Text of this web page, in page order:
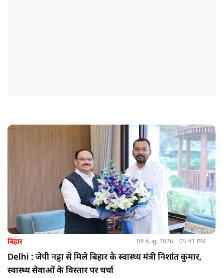
बिहार 08 Aug, 2026 05:41 PM
Delhi : जेपी नड्डा से मिले बिहार के स्वास्थ्य मंत्री निशांत कुमार,
स्वास्थ्य सेवाओं के विस्तार पर चर्चा